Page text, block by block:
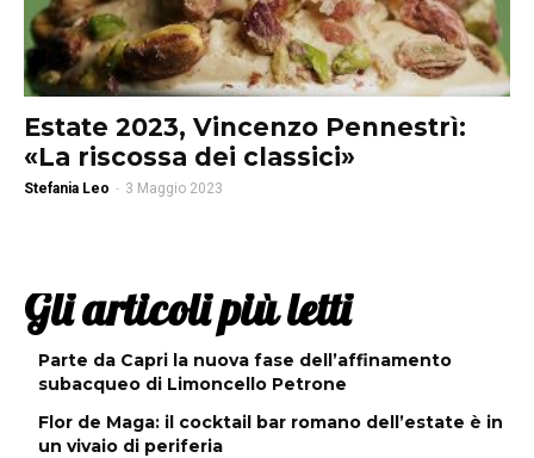
Estate 2023, Vincenzo Pennestrì:
«La riscossa dei classici»
Stefania Leo - 3 Maggio 2023
Gli articoli più letti
Parte da Capri la nuova fase dell’affinamento
subacqueo di Limoncello Petrone
Flor de Maga: il cocktail bar romano dell’estate è in
un vivaio di periferia